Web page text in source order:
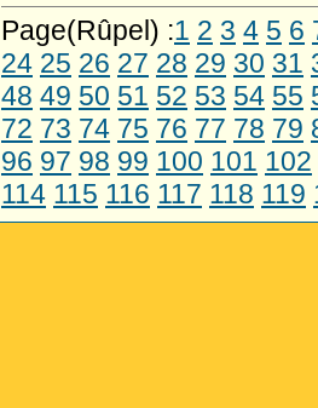
Page(Rûpel) :1 2 3 4 5 6
24 25 26 27 28 29 30 31
48 49 50 51 52 53 54 55
72 73 74 75 76 77 78 79
96 97 98 99 100 101 102
114 115 116 117 118 119